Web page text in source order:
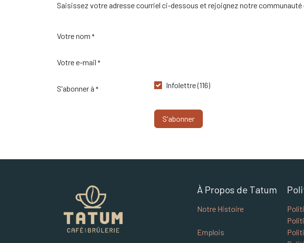
Saisissez votre adresse courriel ci-dessous et rejoignez notre communauté
Votre nom *
Votre e-mail *
S'abonner à * Infolettre (116)
S'abonner
À Propos de Tatum
Notre Histoire
Emplois